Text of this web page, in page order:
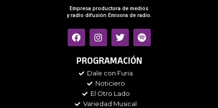
Empresa productora de medios
y radio difusión Emisora de radio.
F
a
c
e
b
o
I
n
s
t
a
g
r
a
m
T
w
i
t
t
e
r
S
p
o
t
i
PROGRAMACIÓN
Dale con Furia
Noticiero
El Otro Lado
Variedad Musical